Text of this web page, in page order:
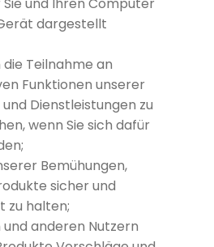
dargestellt
Teilnahme an
Funktionen unserer
Dienstleistungen zu
wenn Sie sich dafür
Bemühungen,
sicher und
zu halten;
und anderen Nutzern